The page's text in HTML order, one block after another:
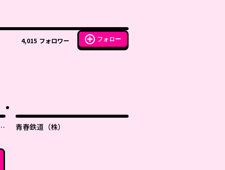
4,015 フォロワー フォロー
青春鉄道（株）